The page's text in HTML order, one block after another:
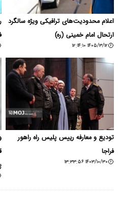
اعلام محدودیت‌های ترافیکی ویژه سالگرد
ارتحال امام خمینی (ره)
۱۴۰۵/۳/۱۲ ۱۲:۱۴:۱۰
تودیع و معارفه رییس پلیس راه راهور
فراجا
۱۴۰۳/۱۰/۳۰ ۱۳:۳۳:۵۶